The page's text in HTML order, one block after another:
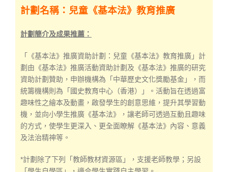
計劃名稱：兒童《基本法》教育推廣
計劃簡介及成果推薦：
「《基本法》推廣資助計劃：兒童《基本法》教育推廣」計
劃由《基本法》推廣活動資助計劃及《基本法》推廣的研究
資助計劃贊助，申辦機構為「中華歷史文化獎勵基金」，而
統籌機構則為「國史教育中心（香港）」。活動旨在透過富
趣味性之繪本及動畫，啟發學生的創意思維，提升其學習動
機，並向小學生推廣《基本法》，讓老師可透過互動且趣味
的方式，使學生更深入、更全面瞭解《基本法》內容、意義
及法治精神等。
*計劃除了下列「教師教材資源區」，支援老師教學；另設